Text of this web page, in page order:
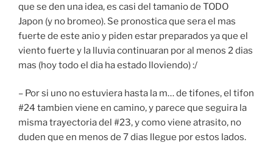
que se den una idea, es casi del tamanio de TODO
Japon (y no bromeo). Se pronostica que sera el mas
fuerte de este anio y piden estar preparados ya que el
viento fuerte y la lluvia continuaran por al menos 2 dias
mas (hoy todo el dia ha estado lloviendo) :/
– Por si uno no estuviera hasta la m… de tifones, el tifon
#24 tambien viene en camino, y parece que seguira la
misma trayectoria del #23, y como viene atrasito, no
duden que en menos de 7 dias llegue por estos lados.